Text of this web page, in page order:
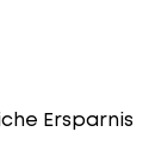
Ersparnis